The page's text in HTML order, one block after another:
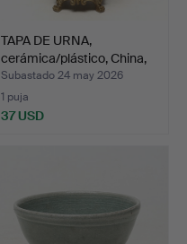
TAPA DE URNA,
cerámica/plástico, China,
mo…
Subastado 24 may 2026
1 puja
37 USD